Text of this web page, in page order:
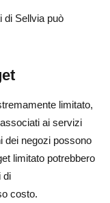
di Sellvia può
limitato,
ai servizi
dei negozi possono
limitato potrebbero
di
costo.